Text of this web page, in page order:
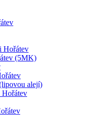
Hořátev
(5MK)
alejí)
Hořátev